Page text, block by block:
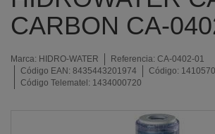
CARBON CA-
Marca: HIDRO-WATER Referencia: CA-0402-01
Código EAN: 8435443201974 Código:
Código Telematel: 1434000720